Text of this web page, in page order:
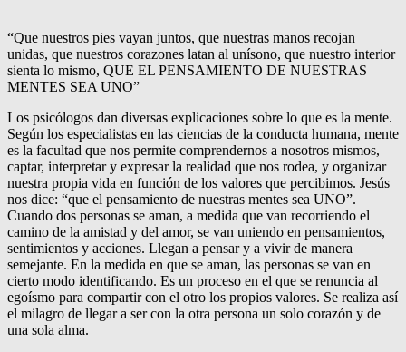
“Que nuestros pies vayan juntos, que nuestras manos recojan
unidas, que nuestros corazones latan al unísono, que nuestro interior
sienta lo mismo, QUE EL PENSAMIENTO DE NUESTRAS
MENTES SEA UNO”
Los psicólogos dan diversas explicaciones sobre lo que es la mente.
Según los especialistas en las ciencias de la conducta humana, mente
es la facultad que nos permite comprendernos a nosotros mismos,
captar, interpretar y expresar la realidad que nos rodea, y organizar
nuestra propia vida en función de los valores que percibimos. Jesús
nos dice: “que el pensamiento de nuestras mentes sea UNO”.
Cuando dos personas se aman, a medida que van recorriendo el
camino de la amistad y del amor, se van uniendo en pensamientos,
sentimientos y acciones. Llegan a pensar y a vivir de manera
semejante. En la medida en que se aman, las personas se van en
cierto modo identificando. Es un proceso en el que se renuncia al
egoísmo para compartir con el otro los propios valores. Se realiza así
el milagro de llegar a ser con la otra persona un solo corazón y de
una sola alma.